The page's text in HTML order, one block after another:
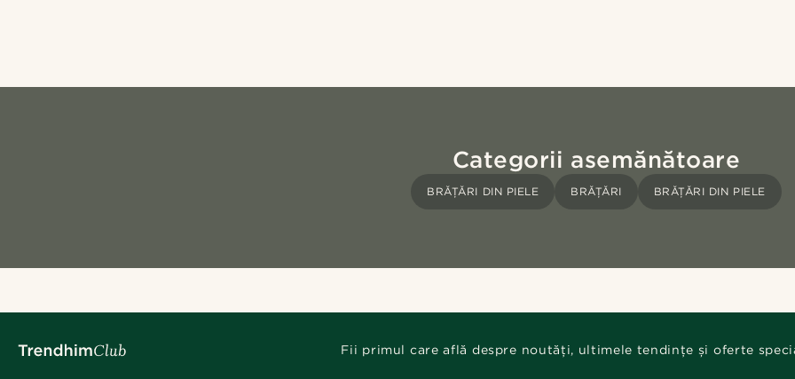
Categorii asemănătoare
BRĂȚĂRI DIN PIELE BRĂȚĂRI BRĂȚĂRI DIN PIELE
Fii primul care află despre noutăți, ultimele tendințe și oferte